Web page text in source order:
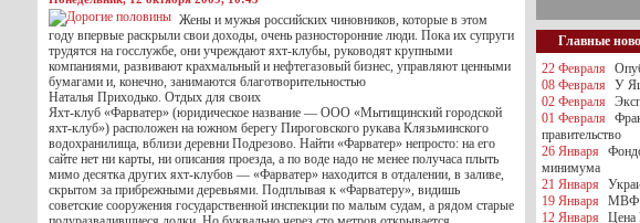
Жены и мужья российских чиновников, которые в этом
году впервые раскрыли свои доходы, очень разносторонние люди. Пока их супруги
трудятся на госслужбе, они учреждают яхт-клубы, руководят крупными
компаниями, развивают крахмальный и нефтегазовый бизнес, управляют ценными
бумагами и, конечно, занимаются благотворительностью
Наталья Приходько. Отдых для своих
Яхт-клуб «Фарватер» (юридическое название — ООО «Мытищинский городской
яхт-клуб») расположен на южном берегу Пироговского рукава Клязьминского
водохранилища, вблизи деревни Подрезово. Найти «Фарватер» непросто: на его
сайте нет ни карты, ни описания проезда, а по воде надо не менее получаса плыть
мимо десятка других яхт-клубов — «Фарватер» находится в отдалении, в заливе,
скрытом за прибрежными деревьями. Подплывая к «Фарватеру», видишь
советские сооружения государственной инспекции по малым судам, а рядом старые
Главные
22 Февраля
08 Февраля
У
02 Февраля
01 Февраля
правительство
26 Января
минимума
21 Января
19 Января
МВФ
12 Января
Цена